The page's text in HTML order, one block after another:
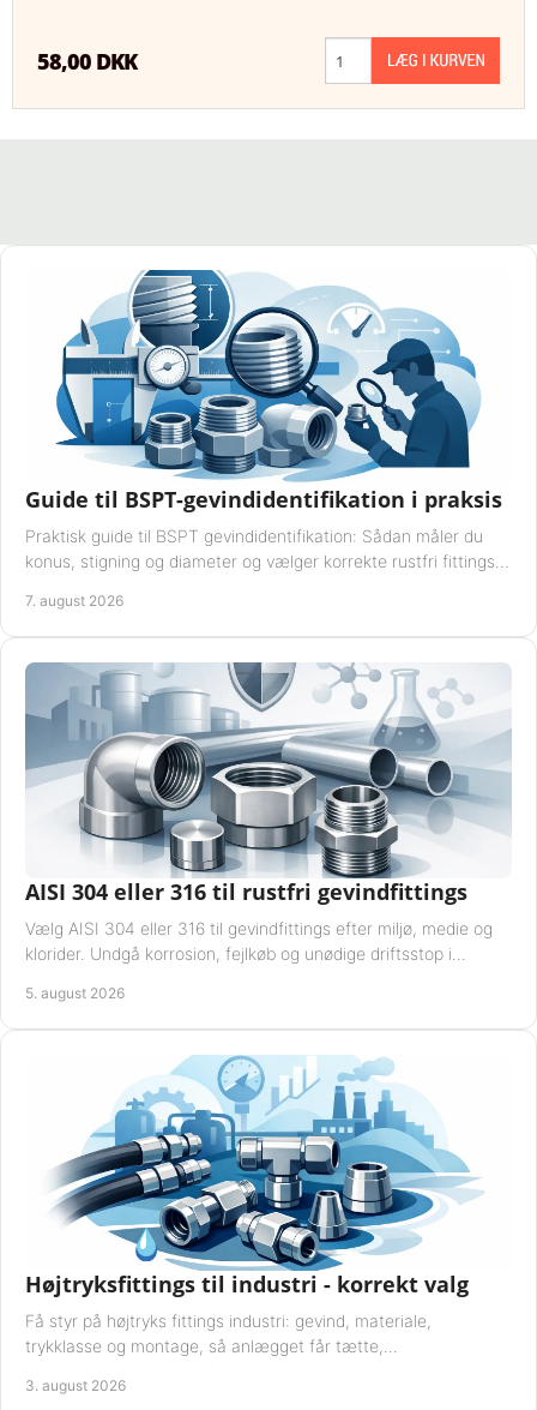
58,00 DKK
Guide til BSPT-gevindidentifikation i praksis
Praktisk guide til BSPT gevindidentifikation: Sådan måler du
konus, stigning og diameter og vælger korrekte rustfri fittings
7. august 2026
AISI 304 eller 316 til rustfri gevindfittings
Vælg AISI 304 eller 316 til gevindfittings efter miljø, medie og
klorider. Undgå korrosion, fejlkøb og unødige driftsstop i
5. august 2026
Højtryksfittings til industri - korrekt valg
Få styr på højtryks fittings industri: gevind, materiale,
trykklasse og montage, så anlægget får tætte,
3. august 2026